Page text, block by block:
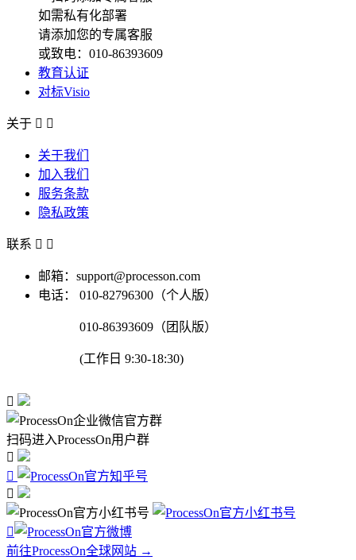
如需私有化部署
请添加您的专属客服
或致电：010-86393609
教育认证
对标Visio
关于  
关于我们
加入我们
服务条款
隐私政策
联系  
邮箱：support@processon.com
电话：
010-82796300（个人版）
010-86393609（团队版）
(工作日 9:30-18:30)

扫码进入ProcessOn用户群




前往ProcessOn全球网站 →